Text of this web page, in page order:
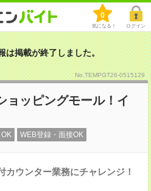
0
気になる！ ログイン
は掲載が終了しました。
No.TEMPGT26-0515129
ョッピングモール！イ
WEB登録・面接OK
カウンター業務にチャレンジ！